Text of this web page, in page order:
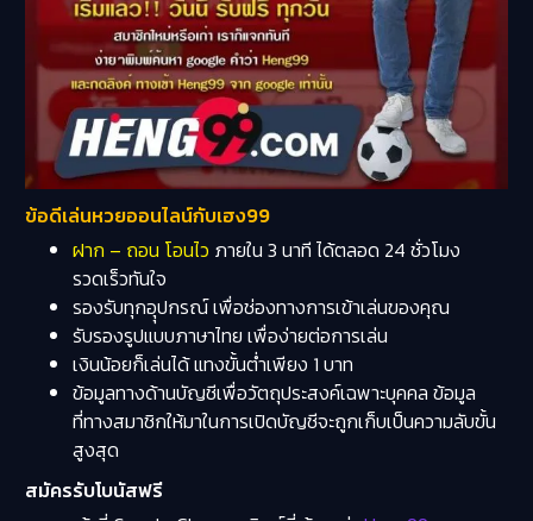
ข้อดีเล่นหวยออนไลน์กับเฮง99
ฝาก – ถอน โอนไว ภายใน 3 นาที ได้ตลอด 24 ชั่วโมง
รวดเร็วทันใจ
รองรับทุกอุุปกรณ์ เพื่อช่องทางการเข้าเล่นของคุณ
รับรองรูปแบบภาษาไทย เพื่อง่ายต่อการเล่น
เงินน้อยก็เล่นได้ แทงขั้นต่ำเพียง 1 บาท
ข้อมูลทางด้านบัญชีเพื่อวัตถุประสงค์เฉพาะบุคคล ข้อมูล
ที่ทางสมาชิกให้มาในการเปิดบัญชีจะถูกเก็บเป็นความลับขั้น
สูงสุด
สมัครรับโบนัสฟรี